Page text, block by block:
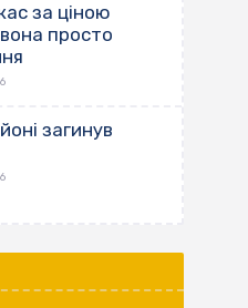
за ціною
просто
загинув